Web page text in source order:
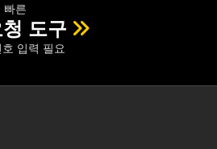
빠른
도구
입력 필요